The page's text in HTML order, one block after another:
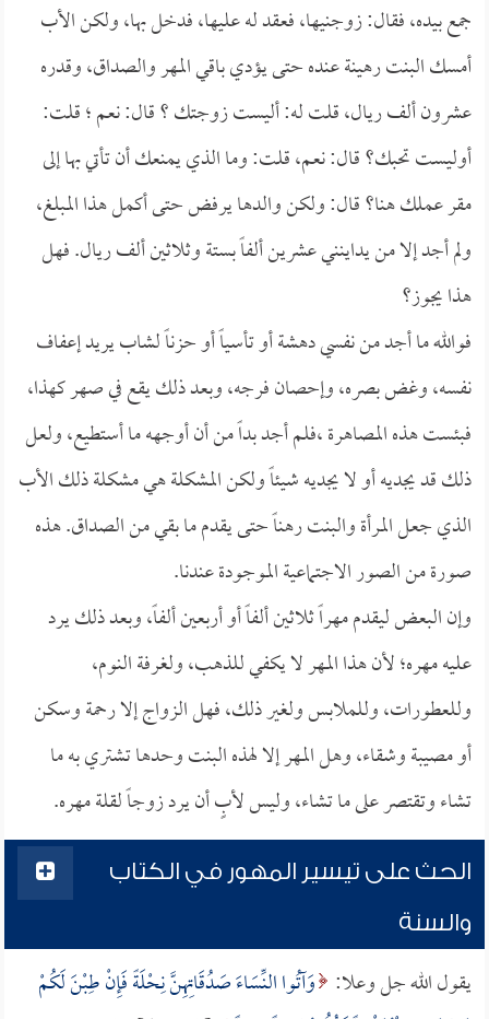
جمع بيده، فقال: زوجنيها، فعقد له عليها، فدخل بها، ولكن الأب
أمسك البنت رهينة عنده حتى يؤدي باقي المهر والصداق، وقدره
عشرون ألف ريال، قلت له: أليست زوجتك ؟ قال: نعم ؛ قلت:
أوليست تحبك؟ قال: نعم، قلت: وما الذي يمنعك أن تأتي بها إلى
مقر عملك هنا؟ قال: ولكن والدها يرفض حتى أكمل هذا المبلغ،
ولم أجد إلا من يداينني عشرين ألفاً بستة وثلاثين ألف ريال. فهل
هذا يجوز؟
فوالله ما أجد من نفسي دهشة أو تأسياً أو حزناً لشاب يريد إعفاف
نفسه، وغض بصره، وإحصان فرجه، وبعد ذلك يقع في صهر كهذا،
فبئست هذه المصاهرة ،فلم أجد بداً من أن أوجهه ما أستطيع، ولعل
ذلك قد يجديه أو لا يجديه شيئاً ولكن المشكلة هي مشكلة ذلك الأب
الذي جعل المرأة والبنت رهناً حتى يقدم ما بقي من الصداق. هذه
صورة من الصور الاجتماعية الموجودة عندنا.
وإن البعض ليقدم مهراً ثلاثين ألفاً أو أربعين ألفاً، وبعد ذلك يرد
عليه مهره؛ لأن هذا المهر لا يكفي للذهب، ولغرفة النوم،
وللعطورات، وللملابس ولغير ذلك، فهل الزواج إلا رحمة وسكن
أو مصيبة وشقاء، وهل المهر إلا لهذه البنت وحدها تشتري به ما
تشاء وتقتصر على ما تشاء، وليس لأبٍ أن يرد زوجاً لقلة مهره.
الحث على تيسير المهور في الكتاب
والسنة
يقول الله جل وعلا: وَآتُوا النِّسَاءَ صَدُقَاتِهِنَّ نِحْلَةً فَإِنْ طِبْنَ لَكُمْ